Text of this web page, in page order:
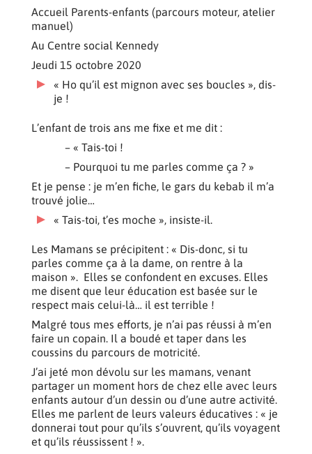
Accueil Parents-enfants (parcours moteur, atelier
manuel)
Au Centre social Kennedy
Jeudi 15 octobre 2020
« Ho qu’il est mignon avec ses boucles », dis-
je !
L’enfant de trois ans me fixe et me dit :
– « Tais-toi !
– Pourquoi tu me parles comme ça ? »
Et je pense : je m’en fiche, le gars du kebab il m’a
trouvé jolie…
« Tais-toi, t’es moche », insiste-il.
Les Mamans se précipitent : « Dis-donc, si tu
parles comme ça à la dame, on rentre à la
maison ». Elles se confondent en excuses. Elles
me disent que leur éducation est basée sur le
respect mais celui-là… il est terrible !
Malgré tous mes efforts, je n’ai pas réussi à m’en
faire un copain. Il a boudé et taper dans les
coussins du parcours de motricité.
J’ai jeté mon dévolu sur les mamans, venant
partager un moment hors de chez elle avec leurs
enfants autour d’un dessin ou d’une autre activité.
Elles me parlent de leurs valeurs éducatives : « je
donnerai tout pour qu’ils s’ouvrent, qu’ils voyagent
et qu’ils réussissent ! ».